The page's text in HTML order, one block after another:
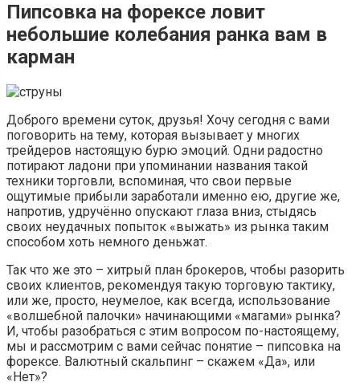
Пипсовка на форексе ловит
небольшие колебания ранка вам в
карман
Доброго времени суток, друзья! Хочу сегодня с вами
поговорить на тему, которая вызывает у многих
трейдеров настоящую бурю эмоций. Одни радостно
потирают ладони при упоминании названия такой
техники торговли, вспоминая, что свои первые
ощутимые прибыли заработали именно ею, другие же,
напротив, удручённо опускают глаза вниз, стыдясь
своих неудачных попыток «выжать» из рынка таким
способом хоть немного деньжат.
Так что же это – хитрый план брокеров, чтобы разорить
своих клиентов, рекомендуя такую торговую тактику,
или же, просто, неумелое, как всегда, использование
«волшебной палочки» начинающими «магами» рынка?
И, чтобы разобраться с этим вопросом по-настоящему,
мы и рассмотрим с вами сейчас понятие – пипсовка на
форексе. Валютный скальпинг – скажем «Да», или
«Нет»?